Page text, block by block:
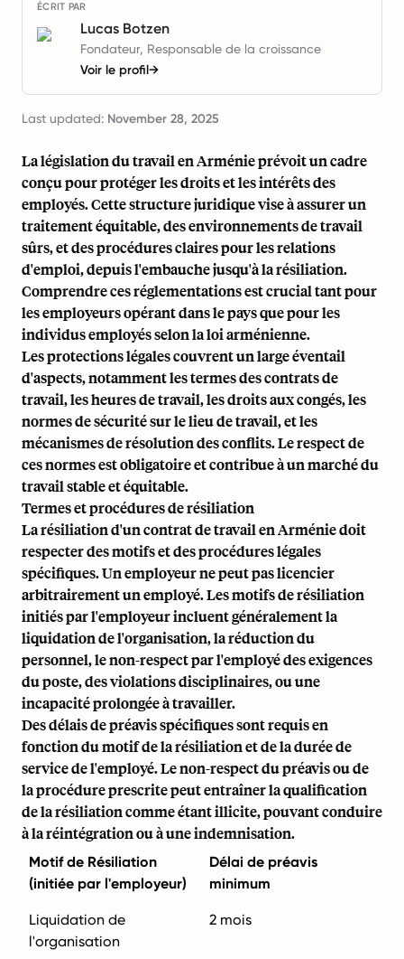
ÉCRIT PAR
Lucas Botzen
Fondateur, Responsable de la croissance
Voir le profil→
Last updated: November 28, 2025
La législation du travail en Arménie prévoit un cadre
conçu pour protéger les droits et les intérêts des
employés. Cette structure juridique vise à assurer un
traitement équitable, des environnements de travail
sûrs, et des procédures claires pour les relations
d'emploi, depuis l'embauche jusqu'à la résiliation.
Comprendre ces réglementations est crucial tant pour
les employeurs opérant dans le pays que pour les
individus employés selon la loi arménienne.
Les protections légales couvrent un large éventail
d'aspects, notamment les termes des contrats de
travail, les heures de travail, les droits aux congés, les
normes de sécurité sur le lieu de travail, et les
mécanismes de résolution des conflits. Le respect de
ces normes est obligatoire et contribue à un marché du
travail stable et équitable.
Termes et procédures de résiliation
La résiliation d'un contrat de travail en Arménie doit
respecter des motifs et des procédures légales
spécifiques. Un employeur ne peut pas licencier
arbitrairement un employé. Les motifs de résiliation
initiés par l'employeur incluent généralement la
liquidation de l'organisation, la réduction du
personnel, le non-respect par l'employé des exigences
du poste, des violations disciplinaires, ou une
incapacité prolongée à travailler.
Des délais de préavis spécifiques sont requis en
fonction du motif de la résiliation et de la durée de
service de l'employé. Le non-respect du préavis ou de
la procédure prescrite peut entraîner la qualification
de la résiliation comme étant illicite, pouvant conduire
à la réintégration ou à une indemnisation.
Motif de Résiliation
(initiée par l'employeur)
Délai de préavis
minimum
Liquidation de
l'organisation
2 mois